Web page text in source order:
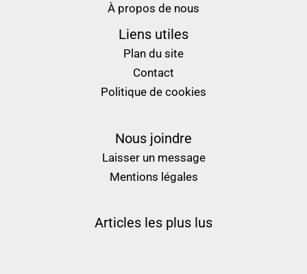
À propos de nous
Liens utiles
Plan du site
Contact
Politique de cookies
Nous joindre
Laisser un message
Mentions légales
Articles les plus lus